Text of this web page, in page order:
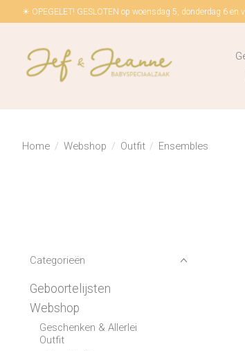
☀ OPEGELET! GESLOTEN op woensdag 5, donderdag 6
Home / Webshop / Outfit / Ensembles
Categorieën
Geboortelijsten
Webshop
Geschenken & Allerlei
Outfit